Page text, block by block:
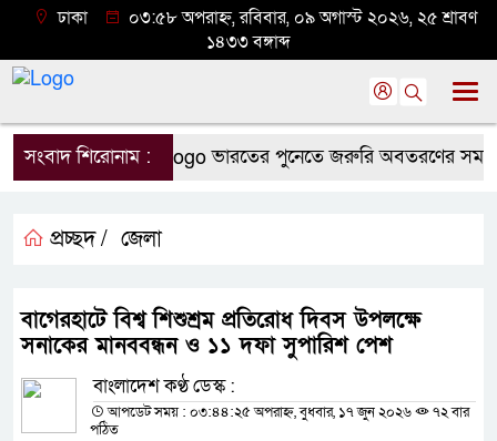
ঢাকা
০৩:৫৮ অপরাহ্ন, রবিবার, ০৯ অগাস্ট ২০২৬, ২৫ শ্রাবণ
১৪৩৩ বঙ্গাব্দ
সংবাদ শিরোনাম : ভারতের পুনেতে জরুরি অবতরণের সময়
প্রচ্ছদ / জেলা
বাগেরহাটে বিশ্ব শিশুশ্রম প্রতিরোধ দিবস উপলক্ষে
সনাকের মানববন্ধন ও ১১ দফা সুপারিশ পেশ
বাংলাদেশ কণ্ঠ ডেস্ক :
আপডেট সময় : ০৩:৪৪:২৫ অপরাহ্ন, বুধবার, ১৭ জুন ২০২৬
৭২ বার
পঠিত